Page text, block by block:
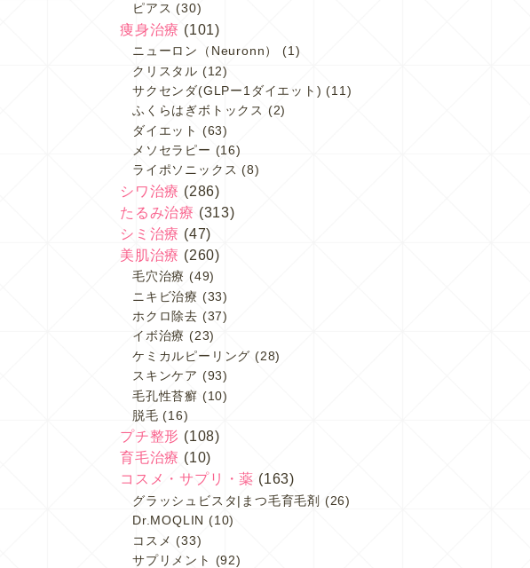
ピアス (30)
痩身治療 (101)
ニューロン（Neuronn）
(1)
クリスタル (12)
サクセンダ(GLPー1ダイエット) (11)
ふくらはぎボトックス (2)
ダイエット (63)
メソセラピー (16)
ライポソニックス (8)
シワ治療 (286)
たるみ治療 (313)
シミ治療 (47)
美肌治療 (260)
毛穴治療 (49)
ニキビ治療 (33)
ホクロ除去 (37)
イボ治療 (23)
ケミカルピーリング (28)
スキンケア (93)
毛孔性苔癬 (10)
脱毛 (16)
プチ整形 (108)
育毛治療 (10)
コスメ・サプリ・薬 (163)
グラッシュビスタ|まつ毛育毛剤
(26)
Dr.MOQLIN (10)
コスメ (33)
サプリメント
(92)